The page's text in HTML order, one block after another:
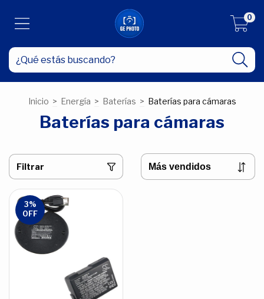
0
Inicio > Energía > Baterías > Baterías para cámaras
Baterías para cámaras
Filtrar
3%
OFF